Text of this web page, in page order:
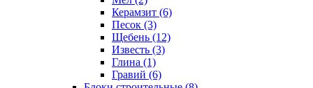
Керамзит (6)
Песок (3)
Щебень (12)
Известь (3)
Глина (1)
Гравий (6)